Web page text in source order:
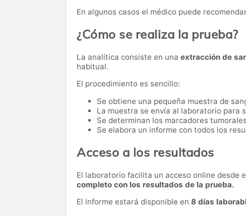
En algunos casos el médico puede
¿Cómo se realiza la prueba?
La analítica consiste en una extracción de
habitual.
El procedimiento es sencillo:
Se obtiene una pequeña muestra de
La muestra se envía al laboratorio para
Se determinan los marcadores
Se elabora un informe con todos los
Acceso a los resultados
El laboratorio facilita un acceso online desde
completo con los resultados de la prueba.
El informe estará disponible en 8 días